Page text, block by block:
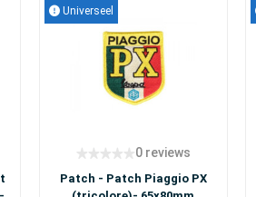
Universeel
0 reviews
Patch - Patch Piaggio PX